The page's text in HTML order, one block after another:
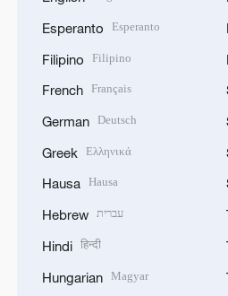
Esperanto Esperanto
Filipino Filipino
French Français
German Deutsch
Greek Ελληνικά
Hausa Hausa
Hebrew עברית
Hindi हिन्दी
Hungarian Magyar